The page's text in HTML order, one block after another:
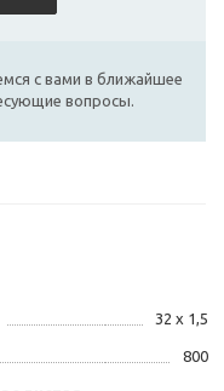
с вами в ближайшее
вопросы.
32 х 1,5
800